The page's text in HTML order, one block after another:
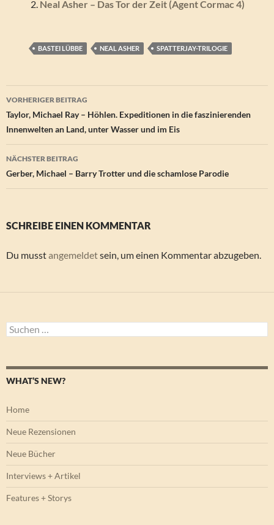
Neal Asher – Das Tor der Zeit (Agent Cormac 4)
BASTEI LÜBBE NEAL ASHER SPATTERJAY-TRILOGIE
Beitragsnavigation
VORHERIGER BEITRAG
Taylor, Michael Ray – Höhlen. Expeditionen in die faszinierenden
Innenwelten an Land, unter Wasser und im Eis
NÄCHSTER BEITRAG
Gerber, Michael – Barry Trotter und die schamlose Parodie
SCHREIBE EINEN KOMMENTAR
Du musstangemeldetsein, um einen Kommentar abzugeben.
Suchen
nach:
WHAT’S NEW?
Home
Neue Rezensionen
Neue Bücher
Interviews + Artikel
Features + Storys